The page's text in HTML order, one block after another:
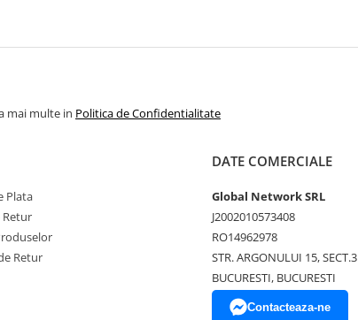
mai multe in Politica de Confidentialitate
Plata
Retur
Retur
DATE COMERCIALE
Global Network SRL
J2002010573408
RO14962978
STR. ARGONULUI 15, SECT.3
BUCURESTI, BUCURESTI
Contacteaza-ne